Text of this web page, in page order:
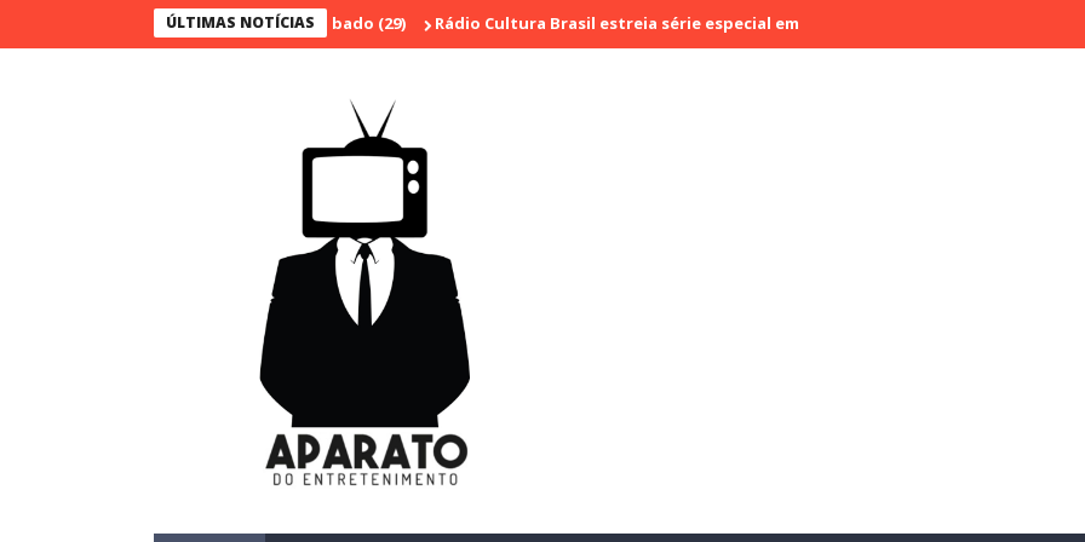
ÚLTIMAS NOTÍCIAS Rádio Cultura Brasil estreia série especial em celebração ao mês da Consciência Negra